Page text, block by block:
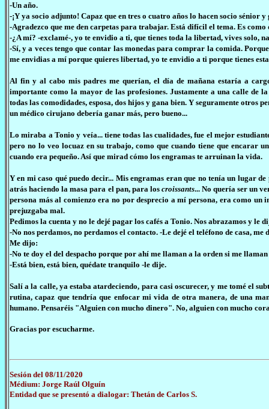
-Un año.
-¡Y ya socio adjunto! Capaz que en tres o cuatro años lo hacen socio sénior
-Agradezco que me den carpetas para trabajar. Está difícil el tema. Es como
-¿A mí? -exclamé-, yo te envidio a ti, que tienes toda la libertad, vives solo,
-Sí, y a veces tengo que contar las monedas para comprar la comida.
me envidias a mí porque quieres libertad, yo te envidio a ti porque tienes
Al fin y al cabo mis padres me querían, el día de mañana estaría a
importante como la mayor de las profesiones. Justamente a una calle de
todas las comodidades, esposa, dos hijos y gana bien. Y seguramente otros
un médico cirujano debería ganar más, pero bueno...
Lo miraba a Tonio y veía... tiene todas las cualidades, fue el mejor
pero no lo veo locuaz en su trabajo, como que cuando tiene que encarar
cuando era pequeño. Así que mirad cómo los engramas te arruinan la vida.
Y en mi caso qué puedo decir... Mis engramas eran que no tenía un lugar
atrás haciendo la masa para el pan, para los croissants... No quería ser un
persona más al comienzo era no por desprecio a mí persona, era como
prejuzgaba mal.
Pedimos la cuenta y no le dejé pagar los cafés a Tonio. Nos abrazamos y le
-No nos perdamos, no perdamos el contacto. -Le dejé el teléfono de casa, me
Me dijo:
-No te doy el del despacho porque por ahí me llaman a la orden si me
-Está bien, está bien, quédate tranquilo -le dije.
Salí a la calle, ya estaba atardeciendo, para casi oscurecer, y me tomé el
rutina, capaz que tendría que enfocar mi vida de otra manera, de una
humano. Pensaréis "Alguien con mucho dinero". No, alguien con mucho
Gracias por escucharme.
Sesión del 08/11/2020
Médium: Jorge Raúl Olguín
Entidad que se presentó a dialogar: Thetán de Carlos S.